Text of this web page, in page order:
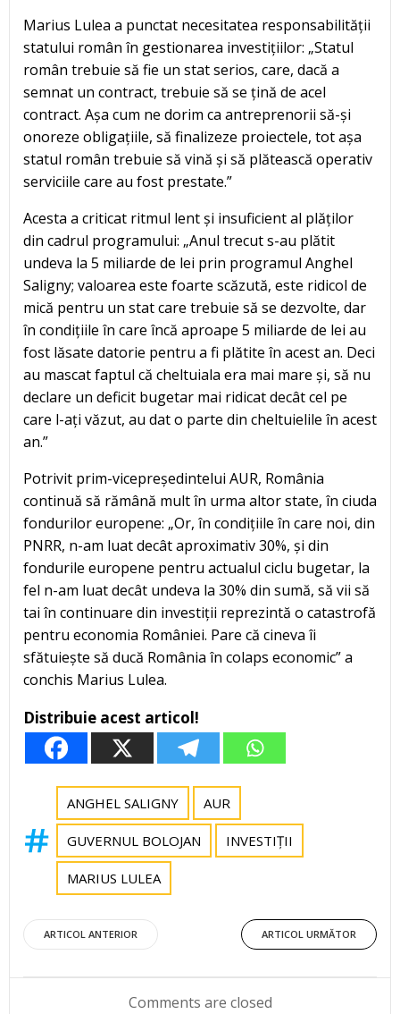
Marius Lulea a punctat necesitatea responsabilității
statului român în gestionarea investițiilor: „Statul
român trebuie să fie un stat serios, care, dacă a
semnat un contract, trebuie să se țină de acel
contract. Așa cum ne dorim ca antreprenorii să-și
onoreze obligațiile, să finalizeze proiectele, tot așa
statul român trebuie să vină și să plătească operativ
serviciile care au fost prestate.”
Acesta a criticat ritmul lent și insuficient al plăților
din cadrul programului: „Anul trecut s-au plătit
undeva la 5 miliarde de lei prin programul Anghel
Saligny; valoarea este foarte scăzută, este ridicol de
mică pentru un stat care trebuie să se dezvolte, dar
în condițiile în care încă aproape 5 miliarde de lei au
fost lăsate datorie pentru a fi plătite în acest an. Deci
au mascat faptul că cheltuiala era mai mare și, să nu
declare un deficit bugetar mai ridicat decât cel pe
care l-ați văzut, au dat o parte din cheltuielile în acest
an.”
Potrivit prim-vicepreședintelui AUR, România
continuă să rămână mult în urma altor state, în ciuda
fondurilor europene: „Or, în condițiile în care noi, din
PNRR, n-am luat decât aproximativ 30%, și din
fondurile europene pentru actualul ciclu bugetar, la
fel n-am luat decât undeva la 30% din sumă, să vii să
tai în continuare din investiții reprezintă o catastrofă
pentru economia României. Pare că cineva îi
sfătuiește să ducă România în colaps economic” a
conchis Marius Lulea.
Distribuie acest articol!
ANGHEL SALIGNY AUR
GUVERNUL BOLOJAN INVESTIȚII
MARIUS LULEA
Post
navigation
ARTICOL ANTERIOR
Post
navigation
ARTICOL URMĂTOR
Comments are closed